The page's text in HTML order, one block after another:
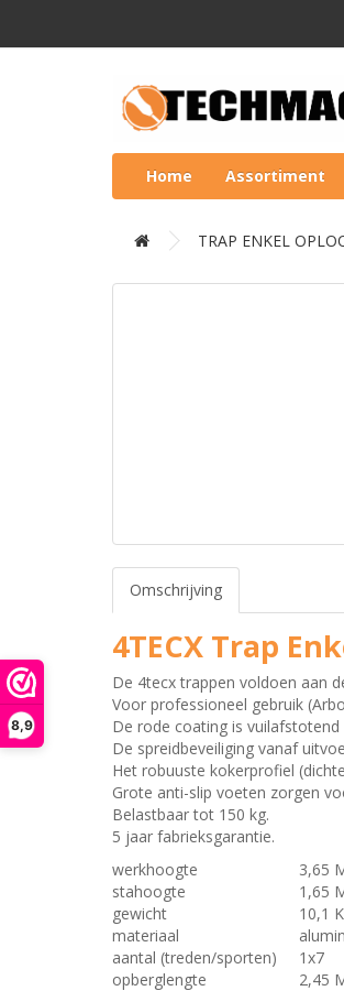
8,9
Home Assortiment
TRAP ENKEL
Omschrijving
4TECX Trap
De 4tecx trappen voldoen aan
Voor professioneel gebruik
De rode coating is
De spreidbeveiliging vanaf
Het robuuste kokerprofiel
Grote anti-slip voeten zorgen
Belastbaar tot 150 kg.
5 jaar fabrieksgarantie.
werkhoogte
3,65
stahoogte
1,65
gewicht
10,1
materiaal
aantal (treden/sporten)
1x7
opberglengte
2,45